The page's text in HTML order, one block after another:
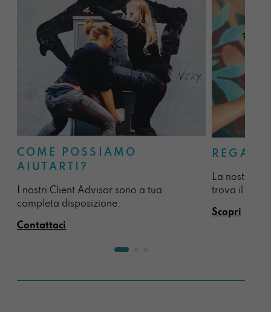
COME POSSIAMO
AIUTARTI?
I nostri Client Advisor sono a tua
completa disposizione.
Contattaci
La nostra
trova il
Scopri